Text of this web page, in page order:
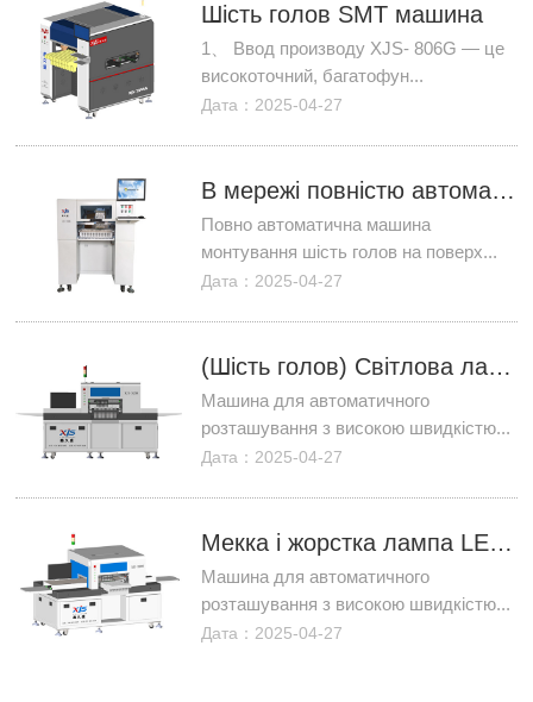
Шість голов SMT машина
1、 Ввод производу XJS- 806G — це
високоточний, багатофун...
Дата：2025-04-27
В мережі повністю автоматична машина монтування поверхні шість голов
Повно автоматична машина
монтування шість голов на поверх...
Дата：2025-04-27
(Шість голов) Світлова лампа
Машина для автоматичного
розташування з високою швидкістю...
Дата：2025-04-27
Мекка і жорстка лампа LED SMT- машина
Машина для автоматичного
розташування з високою швидкістю...
Дата：2025-04-27